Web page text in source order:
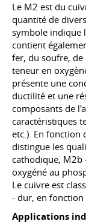
Le M2 est du
quantité de
symbole indique
contient
fer, du soufre,
teneur en
présente une
ductilité et une
composants de
caractéristiques
etc.). En fonction
distingue les
cathodique, M2b
oxygéné au
Le cuivre est
- dur, en fonction
Applications